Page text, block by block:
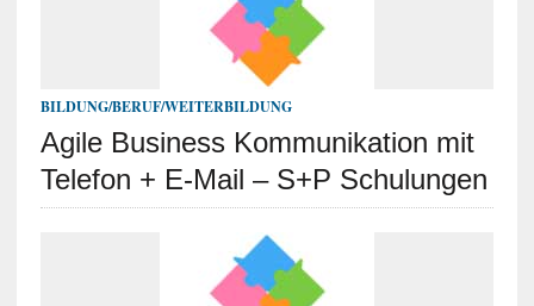
BILDUNG/BERUF/WEITERBILDUNG
Agile Business Kommunikation mit
Telefon + E-Mail – S+P Schulungen